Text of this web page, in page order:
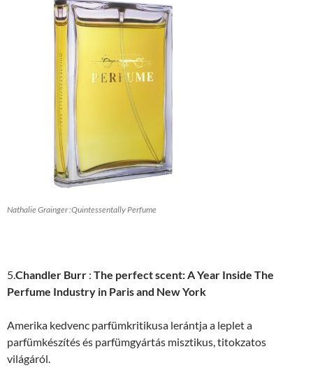
Nathalie Grainger :Quintessentally Perfume
5.Chandler Burr : The perfect scent: A Year Inside The
Perfume Industry in Paris and New York
Amerika kedvenc parfümkritikusa lerántja a leplet a
parfümkészítés és parfümgyártás misztikus, titokzatos
világáról.